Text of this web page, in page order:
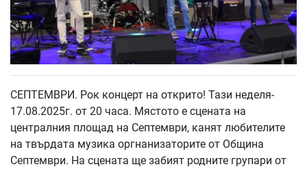
СЕПТЕМВРИ. Рок концерт на открито! Тази неделя-
17.08.2025г. от 20 часа. Мястото е сцената на
централния площад на Септември, канят любителите
на твърдата музика оргнанизаторите от Община
Септември. На сцената ще забият родните групари от